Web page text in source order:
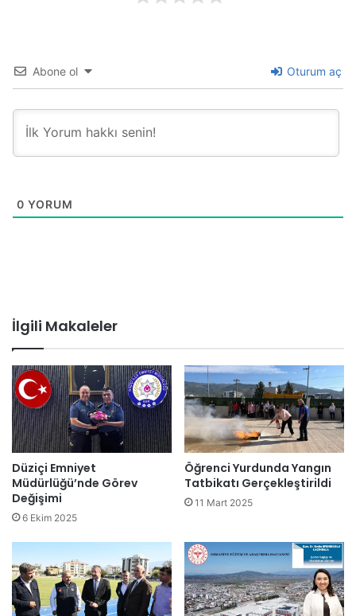
Abone ol Oturum aç
0 YORUM
İlgili Makaleler
Düziçi Emniyet
Müdürlüğü’nde Görev
Değişimi
6 Ekim 2025
Öğrenci Yurdunda Yangın
Tatbikatı Gerçekleştirildi
11 Mart 2025